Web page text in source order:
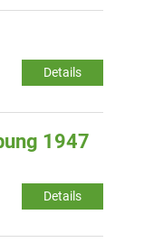
Details
1947
Details